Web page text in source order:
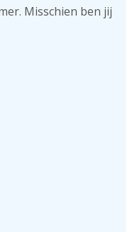
Misschien ben jij